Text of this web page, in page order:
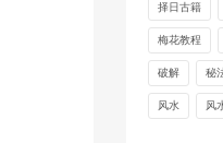
择日古籍
梅花教程
破解 秘
风水 风